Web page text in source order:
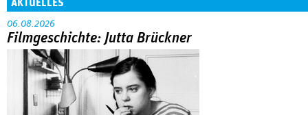
AKTUELLES
06.08.2026
Filmgeschichte: Jutta Brückner